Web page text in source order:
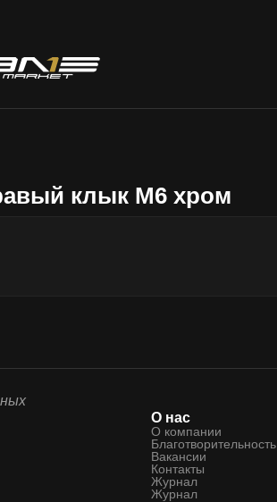
клык М6 хром
О нас
О компании
Благотворительность
Вакансии
Контакты
Журнал
Журнал